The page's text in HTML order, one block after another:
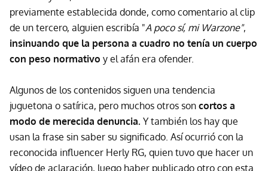
previamente establecida donde, como comentario al clip
de un tercero, alguien escribía "A poco sí, mi Warzone",
insinuando que la persona a cuadro no tenía un cuerpo
con peso normativo y el afán era ofender.
Algunos de los contenidos siguen una tendencia
juguetona o satírica, pero muchos otros son cortos a
modo de merecida denuncia. Y también los hay que
usan la frase sin saber su significado. Así ocurrió con la
reconocida influencer Herly RG, quien tuvo que hacer un
vídeo de aclaración, luego haber publicado otro con esta